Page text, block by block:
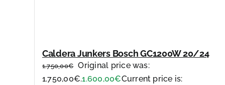
Caldera Junkers Bosch GC1200W 20/24
1.750,00€
Original price was:
1.750,00€.1.600,00€Current price is: